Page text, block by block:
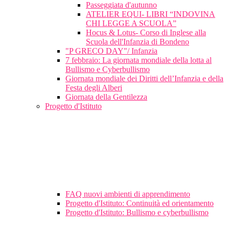
Passeggiata d'autunno
ATELIER EQUI- LIBRI “INDOVINA
CHI LEGGE A SCUOLA”
Hocus & Lotus- Corso di Inglese alla
Scuola dell'Infanzia di Bondeno
"P GRECO DAY"/ Infanzia
7 febbraio: La giornata mondiale della lotta al
Bullismo e Cyberbullismo
Giornata mondiale dei Diritti dell’Infanzia e della
Festa degli Alberi
Giornata della Gentilezza
Progetto d'Istituto
FAQ nuovi ambienti di apprendimento
Progetto d'Istituto: Continuità ed orientamento
Progetto d'Istituto: Bullismo e cyberbullismo